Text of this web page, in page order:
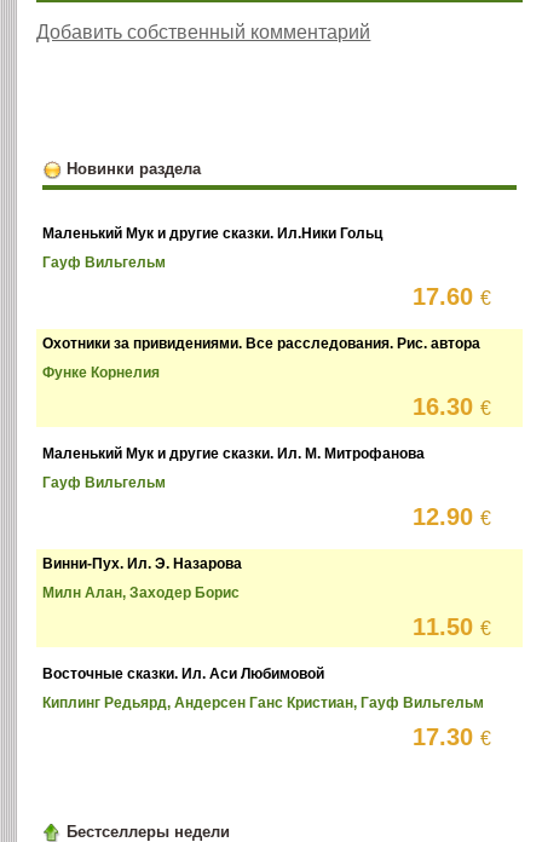
Добавить собственный комментарий
Новинки раздела
Маленький Мук и другие сказки. Ил.Ники Гольц
Гауф Вильгельм
17.60€
Охотники за привидениями. Все расследования. Рис. автора
Функе Корнелия
16.30€
Маленький Мук и другие сказки. Ил. М. Митрофанова
Гауф Вильгельм
12.90€
Винни-Пух. Ил. Э. Назарова
Милн Алан, Заходер Борис
11.50€
Восточные сказки. Ил. Аси Любимовой
Киплинг Редьярд, Андерсен Ганс Кристиан, Гауф Вильгельм
17.30€
Бестселлеры недели